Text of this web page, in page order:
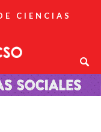
CIENCIAS